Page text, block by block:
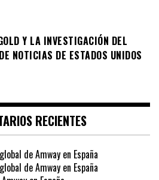
Y LA INVESTIGACIÓN DEL
NOTICIAS DE ESTADOS UNIDOS
RECIENTES
de Amway en España
de Amway en España